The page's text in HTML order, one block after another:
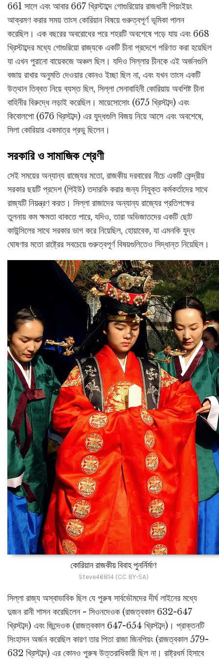
661 সালে এবং আবার 667 খ্রিস্টাব্দে গোগুরিয়োর রাজধানী পিয়ংইয়ং
আক্রমণ করার সময় তাংস কোরিয়ান বিষয়ে গুরুত্বপূর্ণ ভূমিকা পালন
করেছিল। এক বছরের অবরোধের পরে শহরটি অবশেষে পড়ে যায় এবং 668
খ্রিস্টাব্দের মধ্যে গোগুরিয়ো রাজ্যকে একটি চীনা প্রদেশে পরিণত করা হয়েছিল
যা এখন পুরানো বায়েকজে অঞ্চল ছিল। যদিও সিল্লার চীনকে এই অর্জনগুলি
বজায় রাখার অনুমতি দেওয়ার কোনও ইচ্ছা ছিল না, এবং যখন তাংস একটি
উত্থান তিব্বত নিয়ে ব্যস্ত ছিল, সিল্লা সেনাবাহিনী কোরিয়ায় অবশিষ্ট চীনা
বাহিনীর বিরুদ্ধে লড়াই করেছিল। মায়েসোসোং (675 খ্রিস্টাব্দ) এবং
কিবোলপো (676 খ্রিস্টাব্দ) এর যুদ্ধগুলি বিজয় নিয়ে আসে এবং অবশেষে,
সিলা কোরিয়ার একমাত্র প্রভু ছিলেন।
সরকারি ও সামাজিক শ্রেণী
সেই সময়ের অন্যান্য রাজ্যের মতো, রাজকীয় দরবারের নীচে একটি কেন্দ্রীয়
সরকার ছয়টি প্রদেশ (পিইউ) তদারকি করার জন্য নিযুক্ত কর্মকর্তাদের সাথে
রাজ্যটি নিয়ন্ত্রণ করত। সিল্লা রাজাদের অন্যান্য রাজ্যের প্রতিপক্ষের
তুলনায় কম ক্ষমতা থাকতে পারে, যদিও, তারা অভিজাতদের একটি ছোট
কাউন্সিলের সাথে সরকার ভাগ করে নিয়েছিল, হোয়াবেক, যা এমনকি যুদ্ধ
ঘোষণার মতো রাষ্ট্রের সবচেয়ে গুরুত্বপূর্ণ বিষয়গুলিতেও সিদ্ধান্ত নিয়েছিল।
কোরিয়ান রাজকীয় বিবাহ পুনর্নির্মাণ
Steve46814 (CC BY-SA)
সিল্লা রাজ্য অস্বাভাবিক ছিল যে পুরুষ সার্বভৌমদের দীর্ঘ লাইনের মধ্যে
দুজন রানী শাসন করেছিলেন - সিওনদেওক (রাজত্বকাল 632-647
খ্রিস্টাব্দ) এবং জিন্দেওক (রাজত্বকাল 647-654 খ্রিস্টাব্দ)। প্রাক্তনটি
সিংহাসন অর্জন করেছিল কারণ তার পিতা রাজা জিনপিয়ং (রাজত্বকাল 579-
632 খ্রিস্টাব্দ) এর কোনও পুরুষ উত্তরাধিকারী ছিল না। রাষ্ট্রধর্ম হিসাবে